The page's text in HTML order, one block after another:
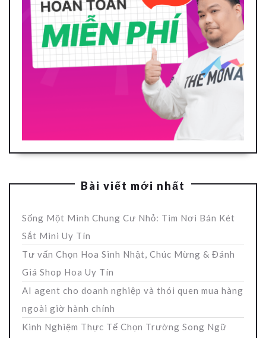
Bài viết mới nhất
Sống Một Mình Chung Cư Nhỏ: Tìm Nơi Bán Két
Sắt Mini Uy Tín
Tư vấn Chọn Hoa Sinh Nhật, Chúc Mừng & Đánh
Giá Shop Hoa Uy Tín
AI agent cho doanh nghiệp và thói quen mua hàng
ngoài giờ hành chính
Kinh Nghiệm Thực Tế Chọn Trường Song Ngữ